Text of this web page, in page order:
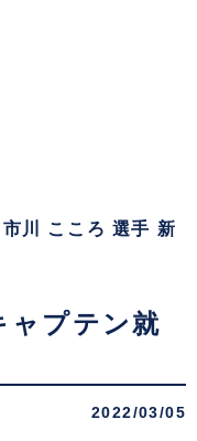
市川 こころ 選手 新
ャプテン就
2022/03/05